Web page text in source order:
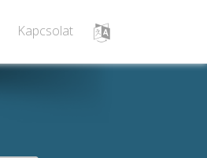
Kapcsolat